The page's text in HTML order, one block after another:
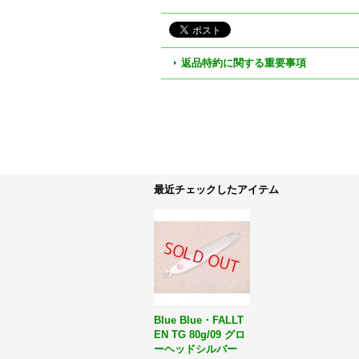
返品特約に関する重要事項
最近チェックしたアイテム
Blue Blue・FALLT
EN TG 80g/09 グロ
ーヘッドシルバー